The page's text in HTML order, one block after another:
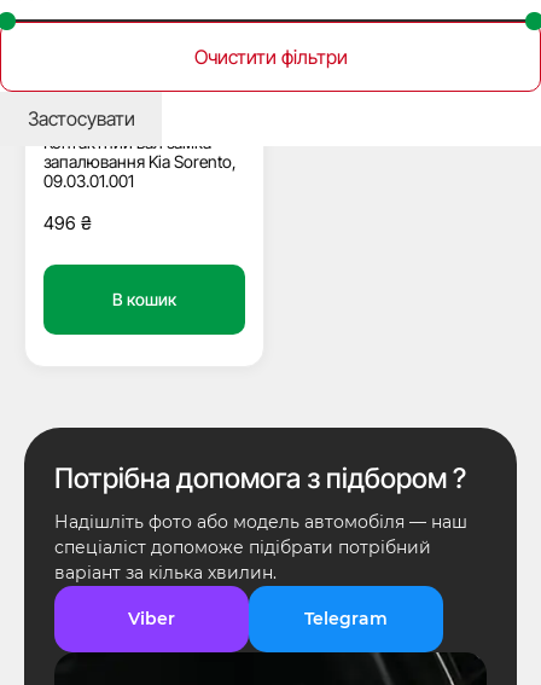
Очистити фільтри
Застосувати
Немає в наявності
Контактний вал замка
запалювання Kia Sorento,
09.03.01.001
496 ₴
В кошик
Потрібна допомога з підбором ?
Надішліть фото або модель автомобіля — наш
спеціаліст допоможе підібрати потрібний
варіант за кілька хвилин.
Viber Telegram